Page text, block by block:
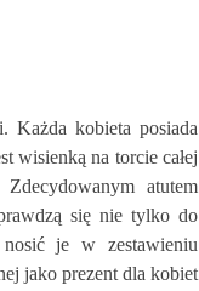
Każda kobieta posiada
wisienką na torcie całej
atutem
się nie tylko do
je w zestawieniu
jako prezent dla kobiet